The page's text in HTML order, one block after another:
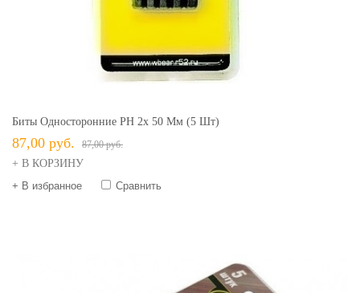
Биты Односторонние PH 2х 50 Мм (5 Шт)
87,00 руб. 87,00 руб.
+ В КОРЗИНУ
+ В избранное
Сравнить